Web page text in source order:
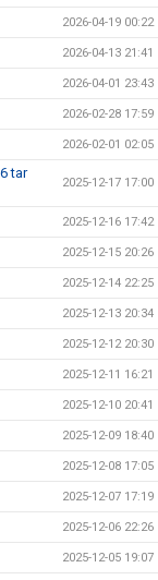
2026-04-19 00:22
2026-04-13 21:41
2026-04-01 23:43
2026-02-28 17:59
2026-02-01 02:05
tar
2025-12-17 17:00
2025-12-16 17:42
2025-12-15 20:26
2025-12-14 22:25
2025-12-13 20:34
2025-12-12 20:30
2025-12-11 16:21
2025-12-10 20:41
2025-12-09 18:40
2025-12-08 17:05
2025-12-07 17:19
2025-12-06 22:26
2025-12-05 19:07